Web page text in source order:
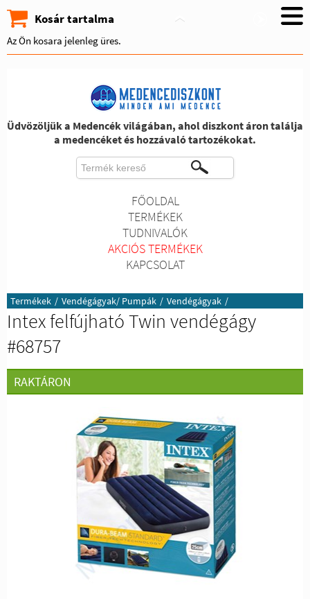
Kosár tartalma
Az Ön kosara jelenleg üres.
Üdvözöljük a Medencék világában, ahol diszkont áron találja
a medencéket és hozzávaló tartozékokat.
FŐOLDAL
TERMÉKEK
TUDNIVALÓK
AKCIÓS TERMÉKEK
KAPCSOLAT
Termékek / Vendégágyak/ Pumpák / Vendégágyak /
Intex felfújható Twin vendégágy
#68757
RAKTÁRON